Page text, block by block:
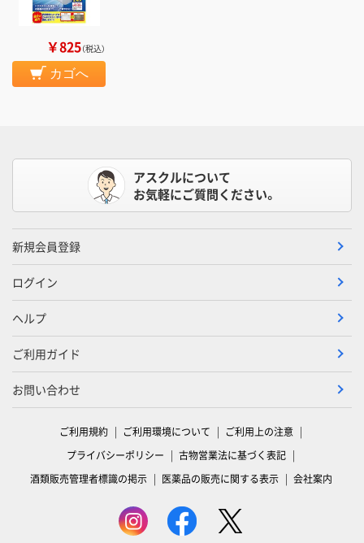
￥825（税込）
カゴへ
アスクルについて
お気軽にご質問ください。
新規会員登録
ログイン
ヘルプ
ご利用ガイド
お問い合わせ
ご利用規約 ご利用環境について
ご利用上の注意
プライバシーポリシー
古物営業法に基づく表記
酒類販売管理者標識の掲示
医薬品の販売に関する表示 会社案内